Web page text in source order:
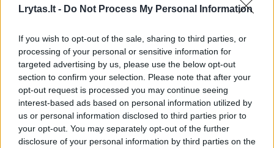
Lrytas.lt - Do Not Process My Personal Information
If you wish to opt-out of the sale, sharing to third parties, or
processing of your personal or sensitive information for
targeted advertising by us, please use the below opt-out
section to confirm your selection. Please note that after your
opt-out request is processed you may continue seeing
interest-based ads based on personal information utilized by
us or personal information disclosed to third parties prior to
your opt-out. You may separately opt-out of the further
disclosure of your personal information by third parties on the
Po Kinijos sprendimo apriboti
Budrio reakcija(8)
2026 m. rugpjūčio 5 d. 08:39
Lrytas.lt